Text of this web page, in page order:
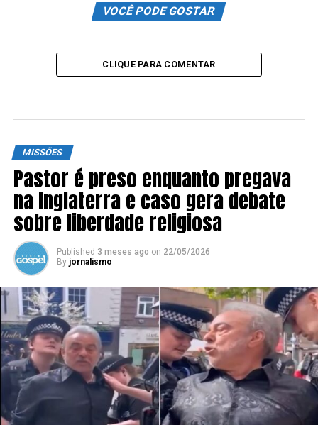
VOCÊ PODE GOSTAR
CLIQUE PARA COMENTAR
MISSÕES
Pastor é preso enquanto pregava
na Inglaterra e caso gera debate
sobre liberdade religiosa
Published 3 meses ago on 22/05/2026
By jornalismo